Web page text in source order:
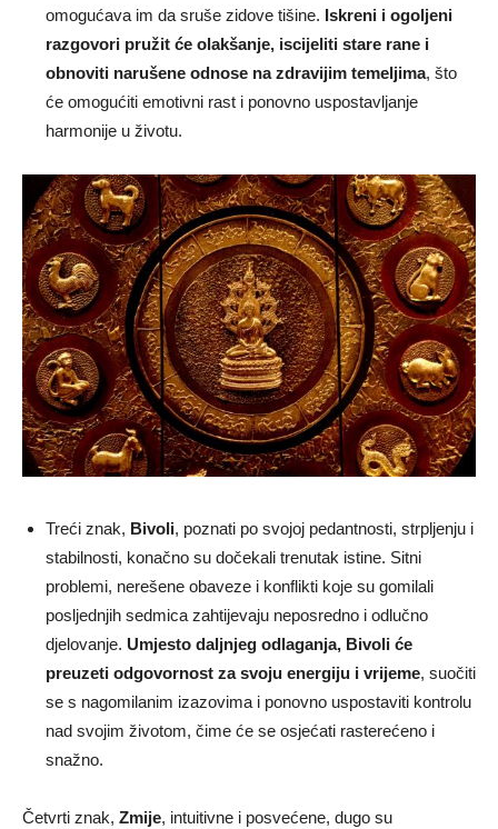
omogućava im da sruše zidove tišine. Iskreni i ogoljeni
razgovori pružit će olakšanje, iscijeliti stare rane i
obnoviti narušene odnose na zdravijim temeljima, što
će omogućiti emotivni rast i ponovno uspostavljanje
harmonije u životu.
Treći znak, Bivoli, poznati po svojoj pedantnosti, strpljenju i
stabilnosti, konačno su dočekali trenutak istine. Sitni
problemi, nerešene obaveze i konflikti koje su gomilali
posljednjih sedmica zahtijevaju neposredno i odlučno
djelovanje. Umjesto daljnjeg odlaganja, Bivoli će
preuzeti odgovornost za svoju energiju i vrijeme, suočiti
se s nagomilanim izazovima i ponovno uspostaviti kontrolu
nad svojim životom, čime će se osjećati rasterećeno i
snažno.
Četvrti znak, Zmije, intuitivne i posvećene, dugo su